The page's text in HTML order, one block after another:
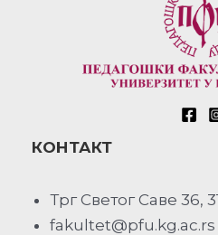
КОНТАКТ
Трг Светог Саве 36,
fakultet@pfu.kg.ac.rs